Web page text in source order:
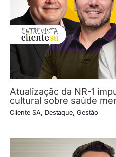
Atualização da NR-1
cultural sobre saúde
Cliente SA, Destaque, Gestão